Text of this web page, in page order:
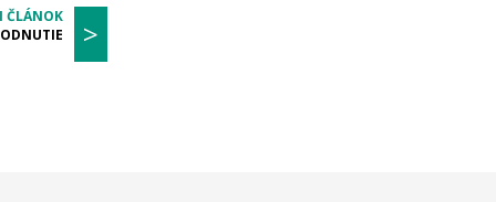
>
ČLÁNOK